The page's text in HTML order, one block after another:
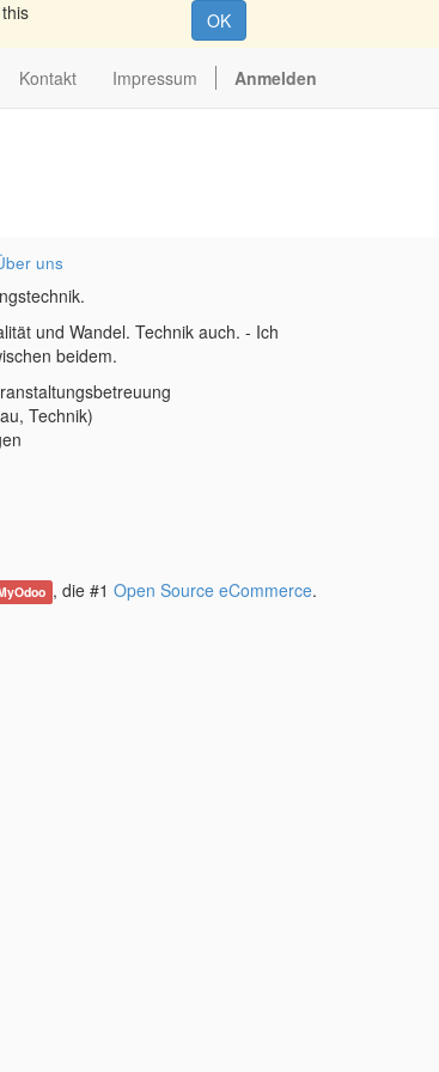
OK
Kontakt Impressum Anmelden
uns
und Wandel. Technik auch. - Ich
beidem.
Technik)
, die #1 Open Source eCommerce.